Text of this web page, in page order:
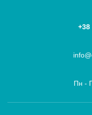
+38
Пн -